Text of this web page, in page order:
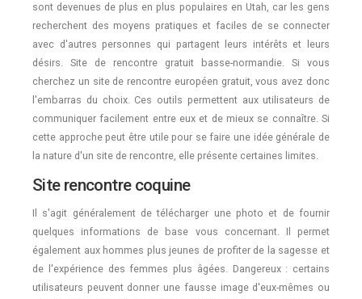
sont devenues de plus en plus populaires en Utah, car les gens
recherchent des moyens pratiques et faciles de se connecter
avec d'autres personnes qui partagent leurs intérêts et leurs
désirs. Site de rencontre gratuit basse-normandie. Si vous
cherchez un site de rencontre européen gratuit, vous avez donc
l'embarras du choix. Ces outils permettent aux utilisateurs de
communiquer facilement entre eux et de mieux se connaître. Si
cette approche peut être utile pour se faire une idée générale de
la nature d'un site de rencontre, elle présente certaines limites.
Site rencontre coquine
Il s'agit généralement de télécharger une photo et de fournir
quelques informations de base vous concernant. Il permet
également aux hommes plus jeunes de profiter de la sagesse et
de l'expérience des femmes plus âgées. Dangereux : certains
utilisateurs peuvent donner une fausse image d'eux-mêmes ou